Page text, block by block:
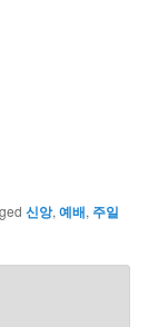
신앙,예배, 주일